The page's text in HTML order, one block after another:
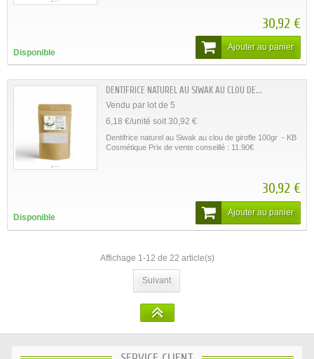
30,92 €
Disponible
Ajouter au panier
DENTIFRICE NATUREL AU SIWAK AU CLOU DE...
Vendu par lot de 5
6,18 €/unité soit 30,92 €
Dentifrice naturel au Siwak au clou de girofle 100gr - KB
Cosmétique Prix de vente conseillé : 11.90€
30,92 €
Disponible
Ajouter au panier
Affichage 1-12 de 22 article(s)
Suivant